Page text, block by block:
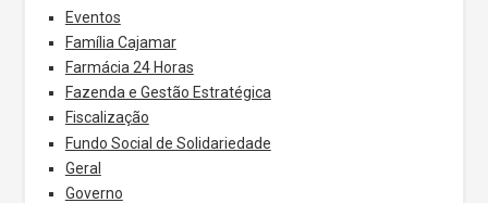
Eventos
Família Cajamar
Farmácia 24 Horas
Fazenda e Gestão Estratégica
Fiscalização
Fundo Social de Solidariedade
Geral
Governo